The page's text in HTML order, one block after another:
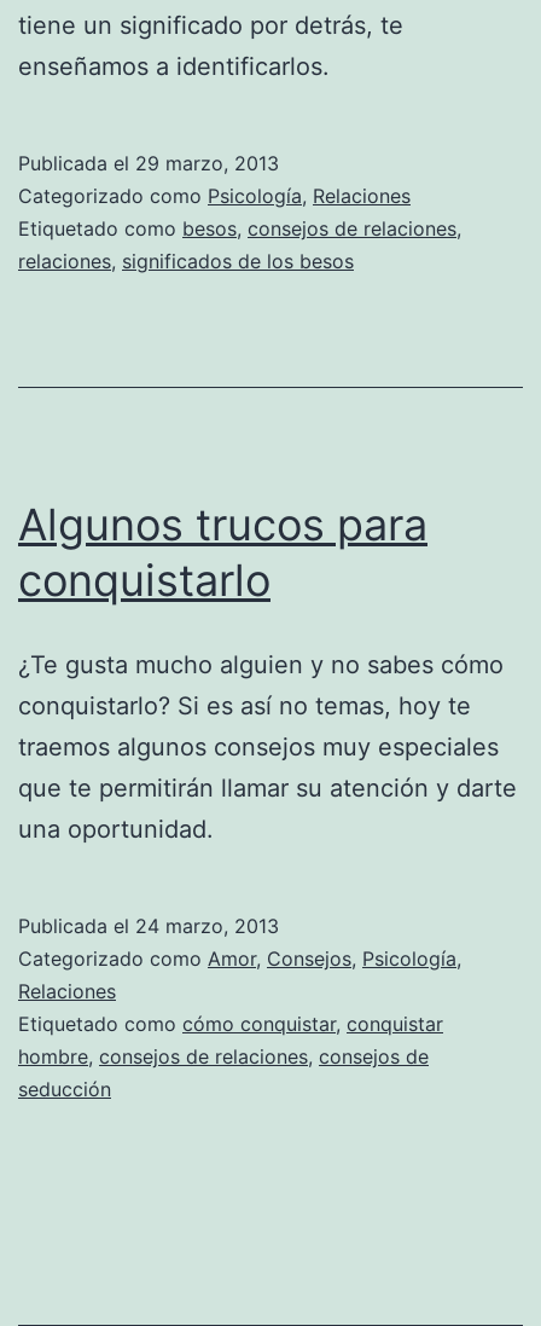
tiene un significado por detrás, te
enseñamos a identificarlos.
Publicada el 29 marzo, 2013
Categorizado como Psicología, Relaciones
Etiquetado como besos, consejos de relaciones,
relaciones, significados de los besos
Algunos trucos para
conquistarlo
¿Te gusta mucho alguien y no sabes cómo
conquistarlo? Si es así no temas, hoy te
traemos algunos consejos muy especiales
que te permitirán llamar su atención y darte
una oportunidad.
Publicada el 24 marzo, 2013
Categorizado como Amor, Consejos, Psicología,
Relaciones
Etiquetado como cómo conquistar, conquistar
hombre, consejos de relaciones, consejos de
seducción